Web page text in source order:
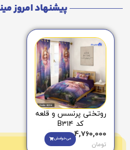
پیشنهاد امروز
روتختی پرنسس و قلعه
کد B314
4,760,000
تومان
می‌خوامش